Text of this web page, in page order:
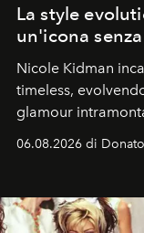
La style
un'icona
Nicole Kidman
timeless,
glamour
Italia la sua style
06.08.2026 di